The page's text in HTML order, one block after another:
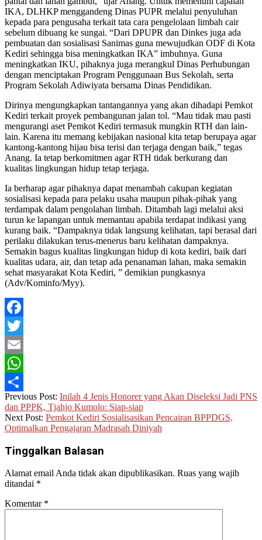
IKA, DLHKP menggandeng Dinas PUPR melalui penyuluhan
kepada para pengusaha terkait tata cara pengelolaan limbah cair
sebelum dibuang ke sungai. “Dari DPUPR dan Dinkes juga ada
pembuatan dan sosialisasi Sanimas guna mewujudkan ODF di Kota
Kediri sehingga bisa meningkatkan IKA” imbuhnya. Guna
meningkatkan IKU, pihaknya juga merangkul Dinas Perhubungan
dengan menciptakan Program Penggunaan Bus Sekolah, serta
Program Sekolah Adiwiyata bersama Dinas Pendidikan.
Dirinya mengungkapkan tantangannya yang akan dihadapi Pemkot
Kediri terkait proyek pembangunan jalan tol. “Mau tidak mau pasti
mengurangi aset Pemkot Kediri termasuk mungkin RTH dan lain-
lain. Karena itu memang kebijakan nasional kita tetap berupaya agar
kantong-kantong hijau bisa terisi dan terjaga dengan baik,” tegas
Anang. Ia tetap berkomitmen agar RTH tidak berkurang dan
kualitas lingkungan hidup tetap terjaga.
Ia berharap agar pihaknya dapat menambah cakupan kegiatan
sosialisasi kepada para pelaku usaha maupun pihak-pihak yang
terdampak dalam pengolahan limbah. Ditambah lagi melalui aksi
turun ke lapangan untuk memantau apabila terdapat indikasi yang
kurang baik. “Dampaknya tidak langsung kelihatan, tapi berasal dari
perilaku dilakukan terus-menerus baru kelihatan dampaknya.
Semakin bagus kualitas lingkungan hidup di kota kediri, baik dari
kualitas udara, air, dan tetap ada penanaman lahan, maka semakin
sehat masyarakat Kota Kediri, ” demikian pungkasnya
(Adv/Kominfo/Myy).
Facebook
Twitter
Email
WhatsApp
Share
2022-
06-
13
Previous Post: Inilah 4 Jenis Honorer yang Akan Diseleksi Jadi PNS
dan PPPK, Tjahjo Kumolo: Siap-siap
Next Post: Pemkot Kediri Sosialisasikan Pencairan BPPDGS,
Optimalkan Pengajaran Madrasah Diniyah
Tinggalkan Balasan
Alamat email Anda tidak akan dipublikasikan. Ruas yang wajib
ditandai *
Komentar *